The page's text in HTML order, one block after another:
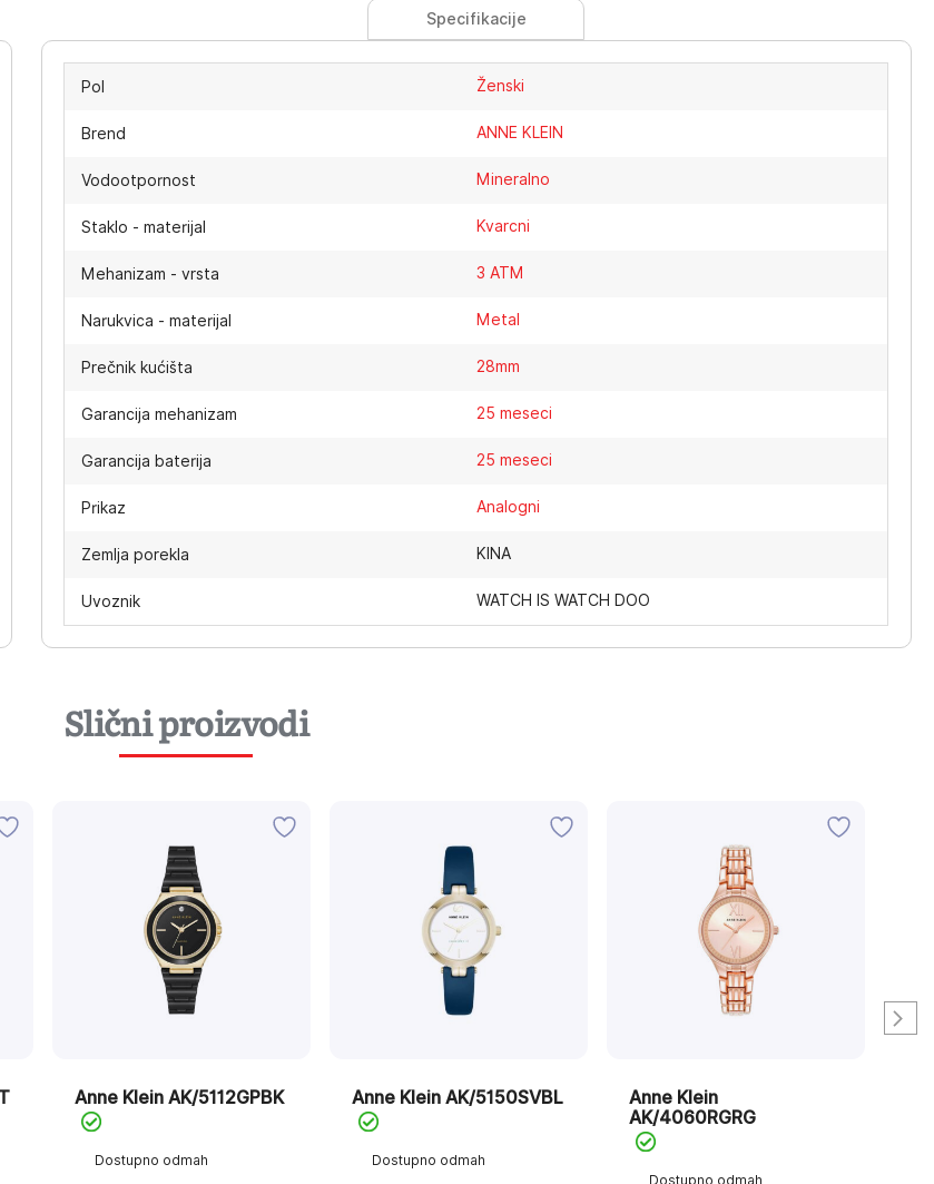
Specifikacije
Pol Ženski
Brend ANNE KLEIN
Vodootpornost Mineralno
Staklo - materijal Kvarcni
Mehanizam - vrsta 3 ATM
Narukvica - materijal Metal
Prečnik kućišta 28mm
Garancija mehanizam 25 meseci
Garancija baterija 25 meseci
Prikaz Analogni
Zemlja porekla KINA
Uvoznik WATCH IS WATCH DOO
Slični proizvodi
Dostupno odmah
Anne Klein AK/5112GPBK
Dostupno odmah
Anne Klein AK/5150SVBL
Dostupno odmah
Anne Klein
AK/4060RGRG